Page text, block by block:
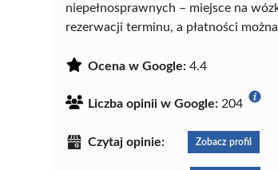
niepełnosprawnych – miejsce na
rezerwacji terminu, a płatności
Ocena w Google: 4.4
Liczba opinii w Google: 204
Czytaj opinie: Zobacz profil